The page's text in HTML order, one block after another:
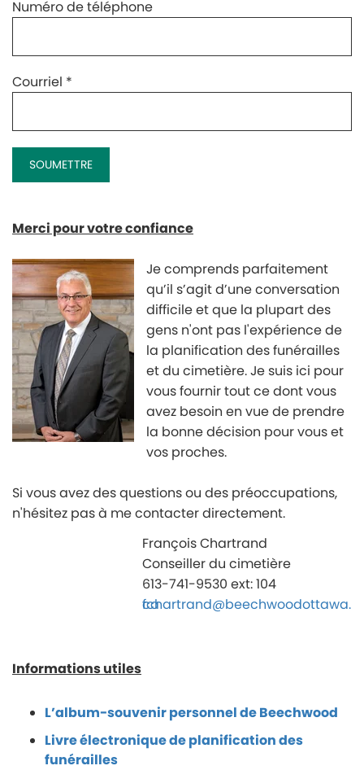
Numéro de téléphone
Courriel *
Merci pour votre confiance
Je comprends parfaitement
qu’il s’agit d’une conversation
difficile et que la plupart des
gens n'ont pas l'expérience de
la planification des funérailles
et du cimetière. Je suis ici pour
vous fournir tout ce dont vous
avez besoin en vue de prendre
la bonne décision pour vous et
vos proches.
Si vous avez des questions ou des préoccupations,
n'hésitez pas à me contacter directement.
François Chartrand
Conseillerdu cimetière
613-741-9530 ext: 104
fchartrand@beechwoodottawa.ca
Informations utiles
L’album-souvenir personnel de Beechwood
Livre électronique de planification des
funérailles